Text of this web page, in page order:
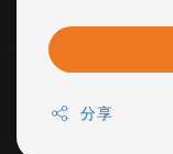
分享